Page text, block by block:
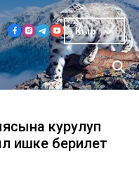
Кыр
курулуп
ишке берилет